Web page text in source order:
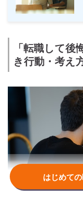
はじめて
「転職して
き行動・考え